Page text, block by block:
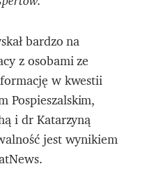
bardzo na
z osobami ze
w kwestii
Pospieszalskim,
i dr Katarzyną
jest wynikiem